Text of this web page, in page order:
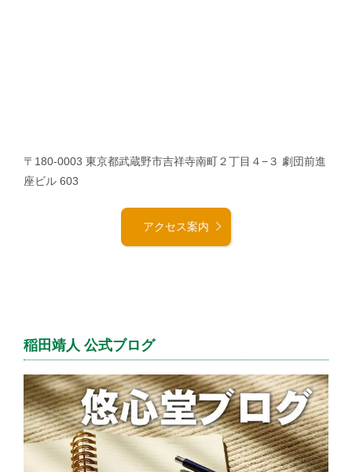
〒180-0003 東京都武蔵野市吉祥寺南町２丁目４−３ 劇団前進
座ビル 603
アクセス案内
稲田靖人 公式ブログ